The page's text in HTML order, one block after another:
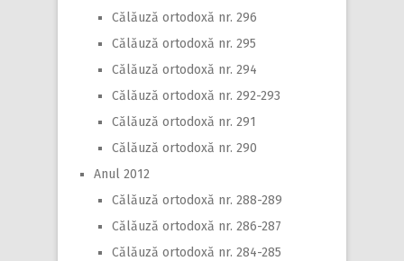
Călăuză ortodoxă nr. 296
Călăuză ortodoxă nr. 295
Călăuză ortodoxă nr. 294
Călăuză ortodoxă nr. 292-293
Călăuză ortodoxă nr. 291
Călăuză ortodoxă nr. 290
Anul 2012
Călăuză ortodoxă nr. 288-289
Călăuză ortodoxă nr. 286-287
Călăuză ortodoxă nr. 284-285